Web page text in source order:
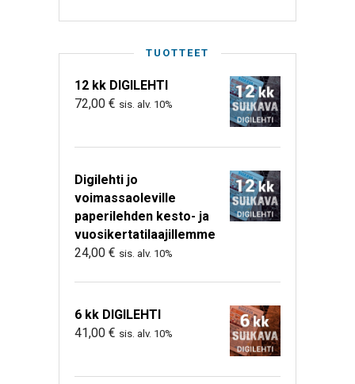
TUOTTEET
12 kk DIGILEHTI
72,00 € sis. alv. 10%
Digilehti jo
voimassaoleville
paperilehden kesto- ja
vuosikertatilaajillemme
24,00 € sis. alv. 10%
6 kk DIGILEHTI
41,00 € sis. alv. 10%